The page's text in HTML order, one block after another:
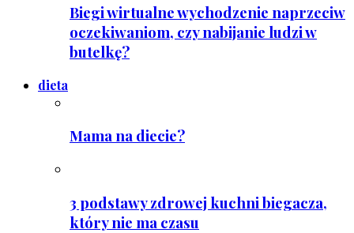
Biegi wirtualne wychodzenie naprzeciw
oczekiwaniom, czy nabijanie ludzi w
butelkę?
dieta
Mama na diecie?
3 podstawy zdrowej kuchni biegacza,
który nie ma czasu